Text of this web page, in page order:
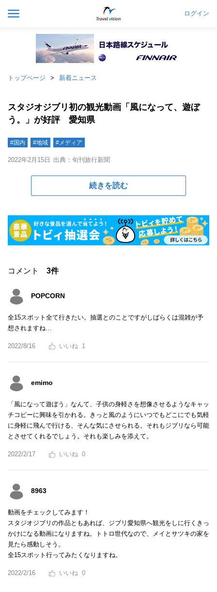
ログイン
トップページ 新着ニュース
スタジオジブリ初の観光動画「風になって、遊ぼ
う。」が好評 愛知県
#国内 #地域 #メディア
2022年2月15日 出典：旬刊旅行新聞
続きを読む
コメント 3件
POPCORN
全15スポット全て行きたい。抽選とのことですがしばらくは混雑が予
想されますね…
2022/8/16 1
emimo
「風になって遊ぼう」なんて、子供の身軽さを想像させるようなキャッ
チコピーに興味を引かれる。きっと風のようにいつでもどこにでも気軽
に身軽に飛んで行ける、そんな気にさせられる。それもジブリなら可能
とさせてくれるでしょう。それも楽しみを添えて。
2022/2/17 0
8963
動画をチェックしてみます！
スタジオジブリの作品ともあれば、ジブリ愛知県へ観光をしに行くきっ
かけになる動画になりますね。トトロ世代なので、メイとサツキの家を
見たら感動しそう。
全15スポット行ってみたくなりますね。
2022/2/16 0